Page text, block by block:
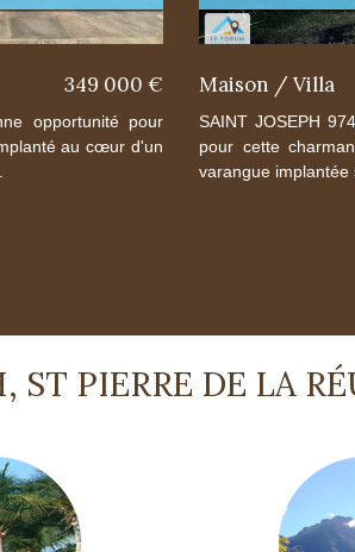
349 000 €
opportunité pour
au cœur d'un
Maison / Villa
SAINT JOSEPH
pour cette
varangue implantée
PIERRE DE LA